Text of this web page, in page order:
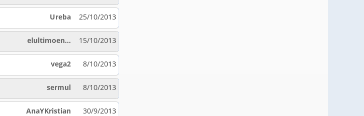
25/10/2013
Ureba
15/10/2013
elultimoen...
8/10/2013
vega2
8/10/2013
sermul
30/9/2013
AnaYKristian